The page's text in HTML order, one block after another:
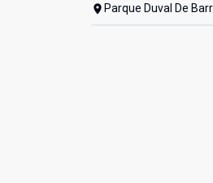
Parque Duval De